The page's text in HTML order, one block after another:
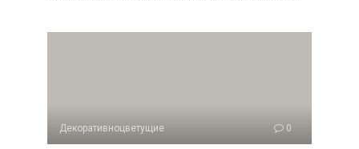
Декоративноцветущие 0